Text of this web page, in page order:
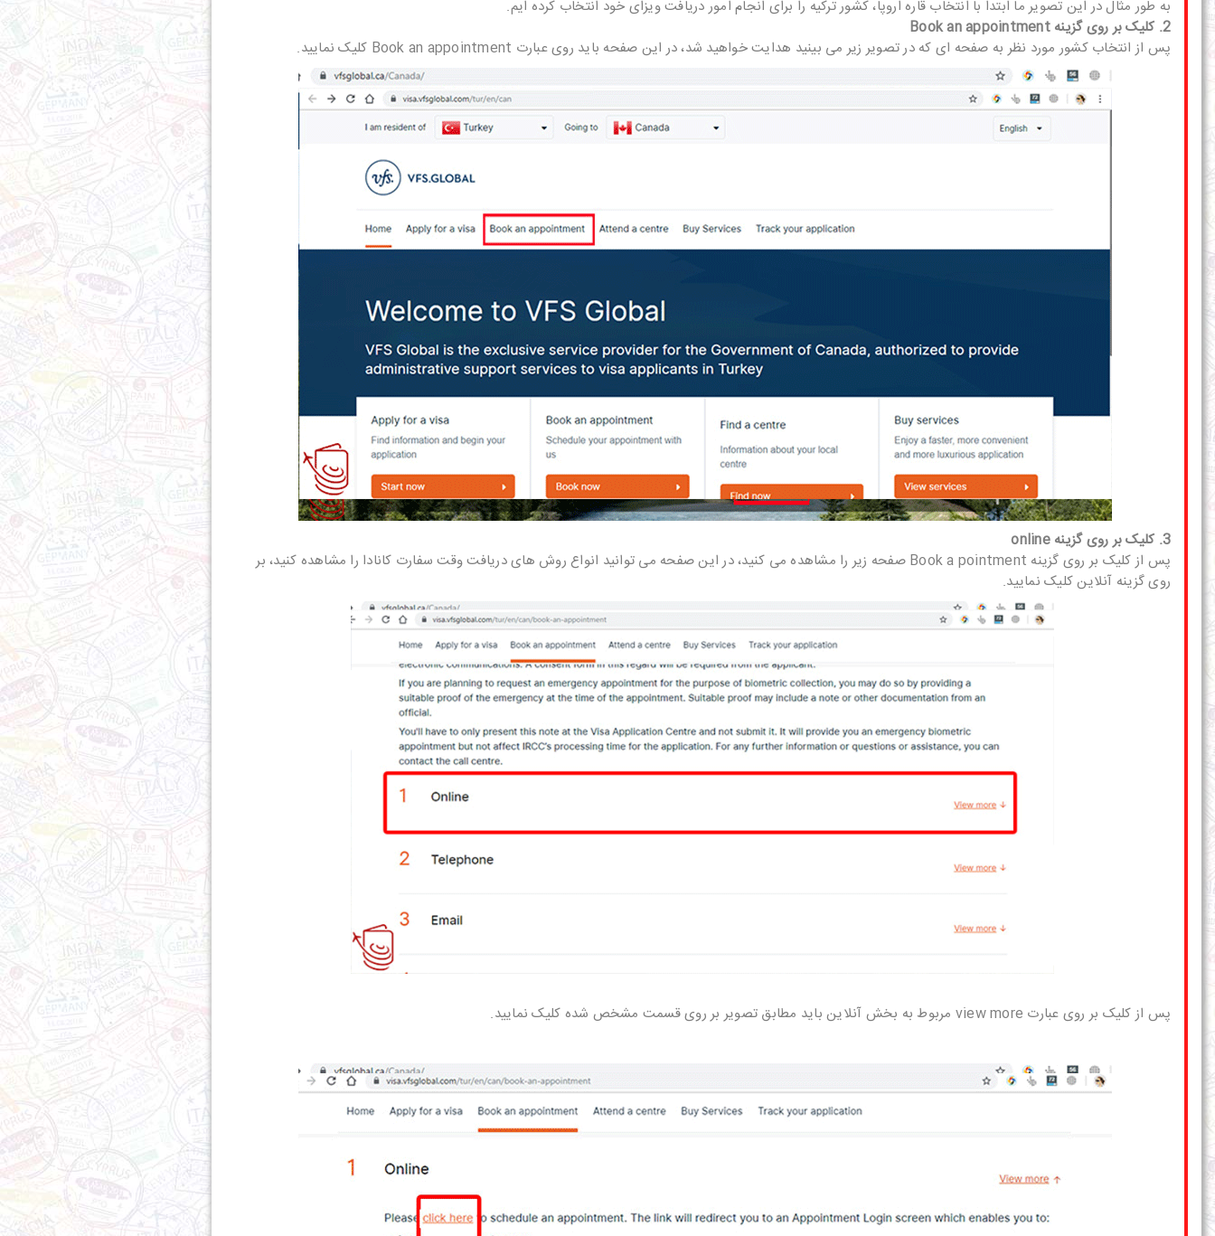
به طور مثال در این تصویر ما ابتدا با انتخاب قاره اروپا، کشور ترکیه را برای انجام امور دریافت ویزای خود انتخاب کرده ایم.
2. کلیک بر روی گزینه Book an appointment
پس از انتخاب کشور مورد نظر به صفحه ای که در تصویر زیر می بینید هدایت خواهید شد، در این صفحه باید روی عبارت Book an appointment کلیک نمایید.
3. کلیک بر روی گزینه online
پس از کلیک بر روی گزینه Book a pointment صفحه زیر را مشاهده می کنید، در این صفحه می توانید انواع روش های دریافت وقت سفارت کانادا را مشاهده کنید، بر
روی گزینه آنلاین کلیک نمایید.
پس از کلیک بر روی عبارت view more مربوط به بخش آنلاین باید مطابق تصویر بر روی قسمت مشخص شده کلیک نمایید.